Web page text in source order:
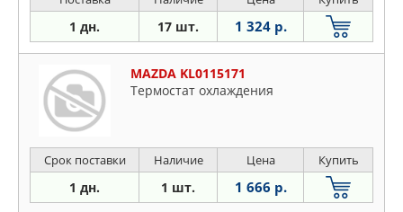
1 дн. 17 шт. 1 324 р.
MAZDA KL0115171
Термостат охлаждения
Срок поставки Наличие Цена Купить
1 дн. 1 шт. 1 666 р.